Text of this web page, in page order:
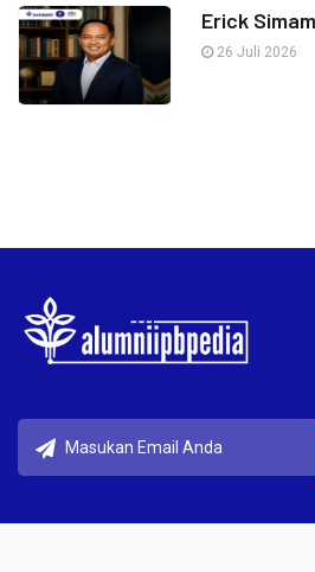
Erick
26 Juli 2026